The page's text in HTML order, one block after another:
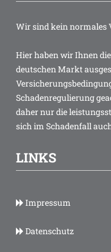
Wir sind kein normales
Hier haben wir Ihnen
deutschen Markt
Schadenregulierung
daher nur die
sich im Schadenfall
LINKS
Impressum
Datenschutz